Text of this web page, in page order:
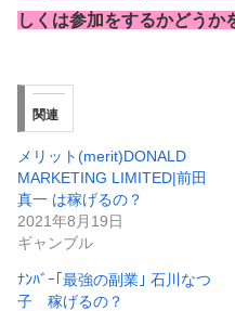
しくは参加をするかどうか
関連
メリット(merit)DONALD
MARKETING LIMITED|前田
真一 は稼げるの？
2021年8月19日
ギャンブル
ﾅﾝﾊﾞｰ｢最強の副業｣ 石川なつ
子 稼げるの？